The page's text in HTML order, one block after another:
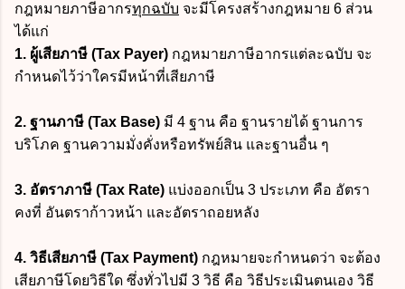
กฎหมายภาษีอากรทุกฉบับ จะมีโครงสร้างกฎหมาย 6 ส่วน
ได้แก่
1. ผู้เสียภาษี (Tax Payer) กฎหมายภาษีอากรแต่ละฉบับ จะ
กำหนดไว้ว่าใครมีหน้าที่เสียภาษี
2. ฐานภาษี (Tax Base) มี 4 ฐาน คือ ฐานรายได้ ฐานการ
บริโภค ฐานความมั่งคั่งหรือทรัพย์สิน และฐานอื่น ๆ
3. อัตราภาษี (Tax Rate) แบ่งออกเป็น 3 ประเภท คือ อัตรา
คงที่ อันตราก้าวหน้า และอัตราถอยหลัง
4. วิธีเสียภาษี (Tax Payment) กฎหมายจะกำหนดว่า จะต้อง
เสียภาษีโดยวิธีใด ซึ่งทั่วไปมี 3 วิธี คือ วิธีประเมินตนเอง วิธี